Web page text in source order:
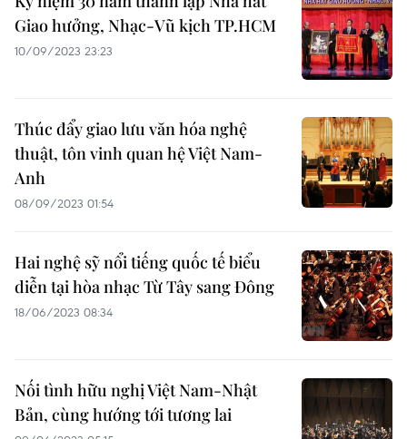
Giao hưởng, Nhạc-Vũ kịch TP.HCM
10/09/2023 23:23
Thúc đẩy giao lưu văn hóa nghệ
thuật, tôn vinh quan hệ Việt Nam-
Anh
08/09/2023 01:54
Hai nghệ sỹ nổi tiếng quốc tế biểu
diễn tại hòa nhạc Từ Tây sang Đông
18/06/2023 08:34
Nối tình hữu nghị Việt Nam-Nhật
Bản, cùng hướng tới tương lai